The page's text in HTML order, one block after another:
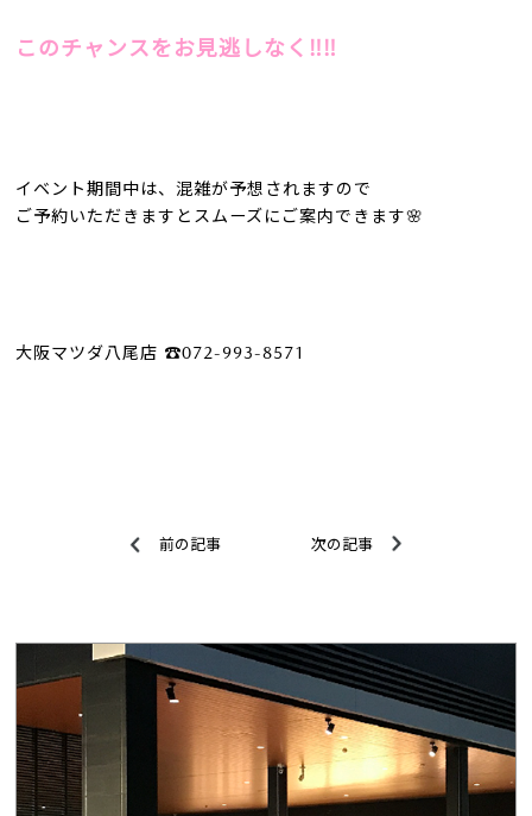
このチャンスをお見逃しなく‼️‼️
イベント期間中は、混雑が予想されますので
ご予約いただきますとスムーズにご案内できます🌸
大阪マツダ八尾店 ☎️072-993-8571
前の記事 次の記事